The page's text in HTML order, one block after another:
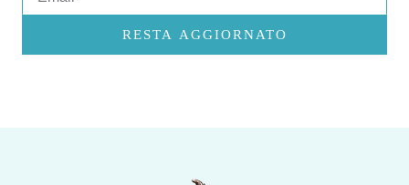
RESTA AGGIORNATO